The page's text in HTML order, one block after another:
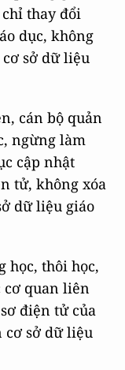
thay đổi
dục, không
sở dữ liệu
cán bộ quản
ngừng làm
cập nhật
tử, không xóa
dữ liệu giáo
học, thôi học,
cơ quan liên
điện tử của
cơ sở dữ liệu